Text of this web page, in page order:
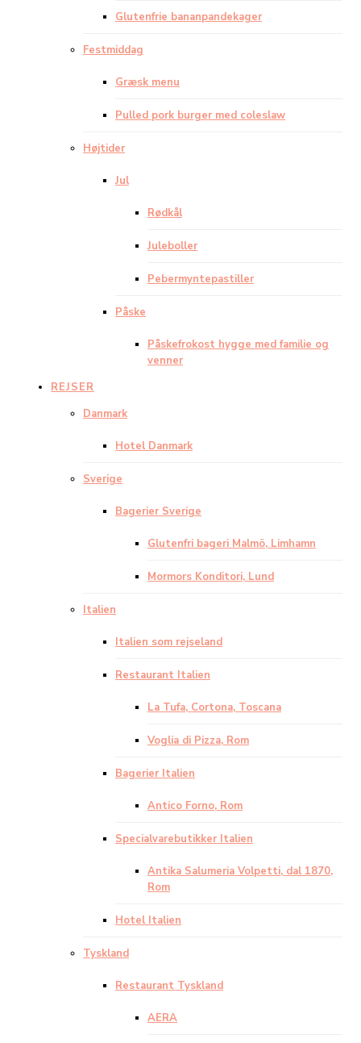
Glutenfrie bananpandekager
Festmiddag
Græsk menu
Pulled pork burger med coleslaw
Højtider
Jul
Rødkål
Juleboller
Pebermyntepastiller
Påske
Påskefrokost hygge med familie og
venner
REJSER
Danmark
Hotel Danmark
Sverige
Bagerier Sverige
Glutenfri bageri Malmö, Limhamn
Mormors Konditori, Lund
Italien
Italien som rejseland
Restaurant Italien
La Tufa, Cortona, Toscana
Voglia di Pizza, Rom
Bagerier Italien
Antico Forno, Rom
Specialvarebutikker Italien
Antika Salumeria Volpetti, dal 1870,
Rom
Hotel Italien
Tyskland
Restaurant Tyskland
AERA